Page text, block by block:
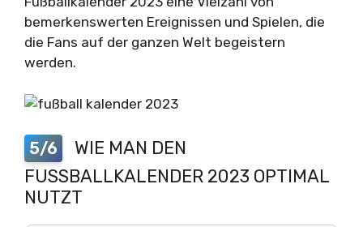
bemerkenswerten Ereignissen und Spielen, die
die Fans auf der ganzen Welt begeistern
werden.
5/6
WIE MAN DEN
FUSSBALLKALENDER 2023 OPTIMAL N
UTZT